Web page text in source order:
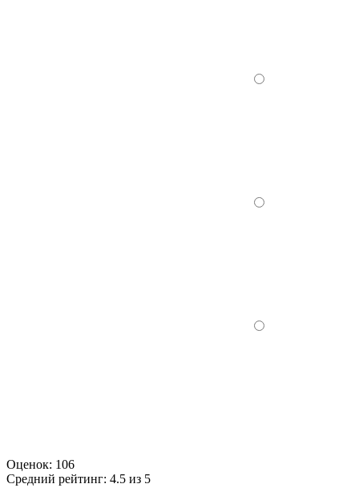
Оценок: 106
Средний рейтинг: 4.5 из 5